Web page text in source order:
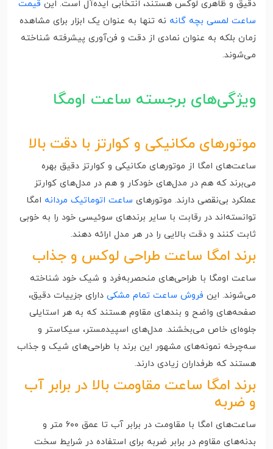
دقیق و ظاهری لوکس هستند، انتخابی ایده‌آل است. این قیمت
ساعت لمسی بچه گانه نه تنها به عنوان یک ابزار برای مشاهده
زمان بلکه به عنوان نمادی از دقت و فن‌آوری پیشرفته شناخته
می‌شوند.
ویژگی‌های برجسته ساعت اومگا
موتورهای مکانیکی و کوارتز با دقت بالا
ساعت‌های امگا از موتورهای مکانیکی و کوارتز دقیق بهره
می‌برند که هم در مدل‌های خودکار و هم در مدل‌های کوارتز
عملکرد بی‌نقصی دارند. موتورهای ساعت اتوماتیک مردانه امگا
توانسته‌اند در رقابت با سایر برندهای سوئیسی خود را به خوبی
ثابت کنند و دقت بالایی را در هر مدل ارائه دهند.
برند امگا ساعت طراحی لوکس و جذاب
ساعت اومگا با طراحی‌های منحصربه‌فرد و شیک خود شناخته
می‌شوند. این فروش ساعت تمام مشکی دارای جزییات دقیق،
صفحه‌های واضح و بندهای مقاوم هستند که به هر استایلی
جلوه‌ای خاص می‌بخشند. مدل‌های اسپیدمستر، سیکاستر و
سه‌چرخه نمونه‌های مشهور این برند با طراحی‌های شیک و جذاب
هستند که طرفداران زیادی دارند.
برند امگا ساعت مقاومت بالا در برابر آب
و ضربه
ساعت‌های امگا با مقاومت در برابر آب تا عمق ۶۰۰ متر و
بدنه‌های مقاوم در برابر ضربه برای استفاده در شرایط سخت